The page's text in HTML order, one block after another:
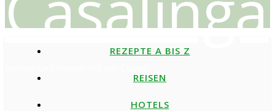
REZEPTE A BIS Z
REISEN
HOTELS